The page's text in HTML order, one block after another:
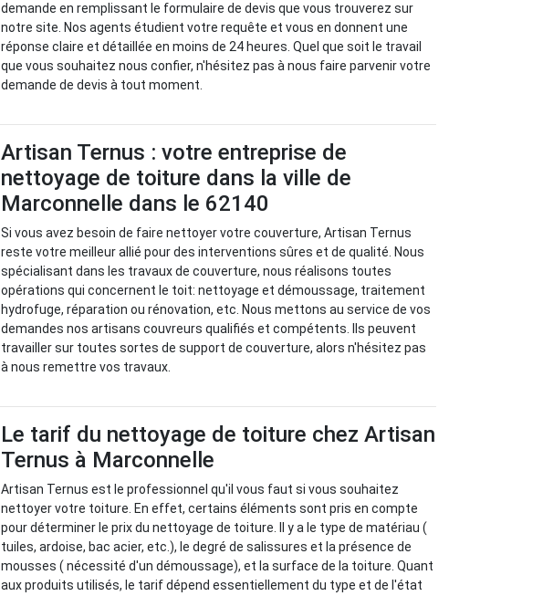
demande en remplissant le formulaire de devis que vous trouverez sur
notre site. Nos agents étudient votre requête et vous en donnent une
réponse claire et détaillée en moins de 24 heures. Quel que soit le travail
que vous souhaitez nous confier, n'hésitez pas à nous faire parvenir votre
demande de devis à tout moment.
Artisan Ternus : votre entreprise de
nettoyage de toiture dans la ville de
Marconnelle dans le 62140
Si vous avez besoin de faire nettoyer votre couverture, Artisan Ternus
reste votre meilleur allié pour des interventions sûres et de qualité. Nous
spécialisant dans les travaux de couverture, nous réalisons toutes
opérations qui concernent le toit: nettoyage et démoussage, traitement
hydrofuge, réparation ou rénovation, etc. Nous mettons au service de vos
demandes nos artisans couvreurs qualifiés et compétents. Ils peuvent
travailler sur toutes sortes de support de couverture, alors n'hésitez pas
à nous remettre vos travaux.
Le tarif du nettoyage de toiture chez Artisan
Ternus à Marconnelle
Artisan Ternus est le professionnel qu'il vous faut si vous souhaitez
nettoyer votre toiture. En effet, certains éléments sont pris en compte
pour déterminer le prix du nettoyage de toiture. Il y a le type de matériau (
tuiles, ardoise, bac acier, etc.), le degré de salissures et la présence de
mousses ( nécessité d'un démoussage), et la surface de la toiture. Quant
aux produits utilisés, le tarif dépend essentiellement du type et de l'état